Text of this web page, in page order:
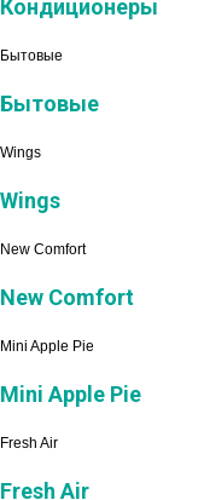
Кондиционеры
Бытовые
Бытовые
Wings
Wings
New Comfort
New Comfort
Mini Apple Pie
Mini Apple Pie
Fresh Air
Fresh Air